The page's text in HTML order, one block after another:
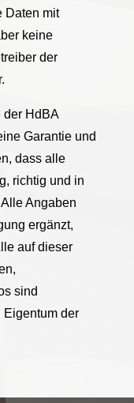
Daten mit
keine
der
der HdBA
Garantie und
dass alle
richtig und in
Angaben
ergänzt,
auf dieser
sind
Eigentum der